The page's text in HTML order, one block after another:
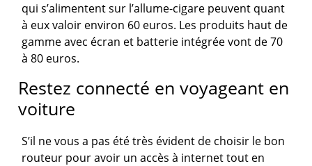
qui s’alimentent sur l’allume-cigare peuvent quant
à eux valoir environ 60 euros. Les produits haut de
gamme avec écran et batterie intégrée vont de 70
à 80 euros.
Restez connecté en voyageant en
voiture
S’il ne vous a pas été très évident de choisir le bon
routeur pour avoir un accès à internet tout en